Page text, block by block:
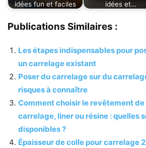
idées fun et faciles
idées et…
Publications Similaires :
Les étapes indispensables pour
un carrelage existant
Poser du carrelage sur du
risques à connaître
Comment choisir le revêtement de
carrelage, liner ou résine : quelles
disponibles ?
Épaisseur de colle pour carrelage